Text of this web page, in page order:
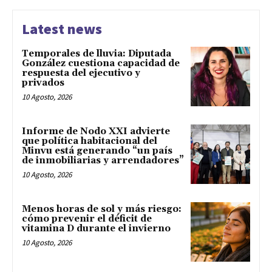
Latest news
Temporales de lluvia: Diputada
González cuestiona capacidad de
respuesta del ejecutivo y
privados
10 Agosto, 2026
Informe de Nodo XXI advierte
que política habitacional del
Minvu está generando “un país
de inmobiliarias y arrendadores”
10 Agosto, 2026
Menos horas de sol y más riesgo:
cómo prevenir el déficit de
vitamina D durante el invierno
10 Agosto, 2026